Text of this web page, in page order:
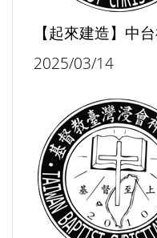
【起來建造】中
2025/03/14